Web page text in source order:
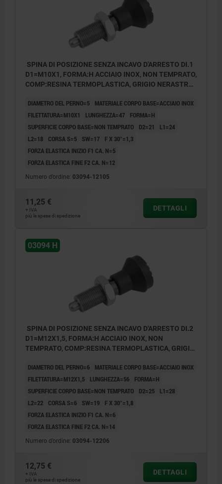
SPINA DI POSIZIONE SENZA INCAVO D'ARRESTO DI.1
D1=M10X1, FORMA:H ACCIAIO INOX, NON TEMPRATO,
COMP:RESINA TERMOPLASTICA, GRIGIO NERASTRO
DIAMETRO DEL PERNO=5
MATERIALE CORPO BASE=ACCIAIO INOX
FILETTATURA=M10X1
LUNGHEZZA=47
FORMA=H
SUPERFICIE CORPO BASE=NON TEMPRATO
D2=21
L1=24
L2=18
CORSA S=5 SW=17
F X 30°=1,3
FORZA ELASTICA INIZIO F1 CA. N=5
FORZA ELASTICA FINE F2 CA. N=12
Numero d’ordine: 03094-12105
11,25 €
+ IVA
più le spese di spedizione
DETTAGLI
03094 H
SPINA DI POSIZIONE SENZA INCAVO D'ARRESTO DI.2
D1=M12X1,5, FORMA:H ACCIAIO INOX, NON
TEMPRATO, COMP:RESINA TERMOPLASTICA, GRIGIO
DIAMETRO DEL PERNO=6
MATERIALE CORPO BASE=ACCIAIO INOX
FILETTATURA=M12X1,5
LUNGHEZZA=56
FORMA=H
SUPERFICIE CORPO BASE=NON TEMPRATO
D2=25
L1=28
L2=22
CORSA S=6 SW=19
F X 30°=1,8
FORZA ELASTICA INIZIO F1 CA. N=6
FORZA ELASTICA FINE F2 CA. N=14
Numero d’ordine: 03094-12206
12,75 €
+ IVA
più le spese di spedizione
DETTAGLI